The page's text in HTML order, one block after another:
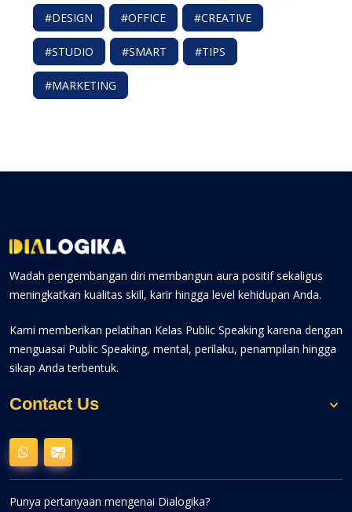
#DESIGN #OFFICE #CREATIVE
#STUDIO #SMART #TIPS
#MARKETING
Wadah pengembangan diri membangun aura positif sekaligus
meningkatkan kualitas skill, karir hingga level kehidupan Anda.
Kami memberikan pelatihan Kelas Public Speaking karena dengan
menguasai Public Speaking, mental, perilaku, penampilan hingga
sikap Anda terbentuk.
Contact Us
Punya pertanyaan mengenai Dialogika?